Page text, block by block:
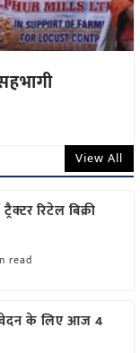
View All
रिटेल बिक्री
read
के लिए आज 4